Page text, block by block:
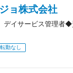
ョ株式会社
デイサービス管理
転勤なし